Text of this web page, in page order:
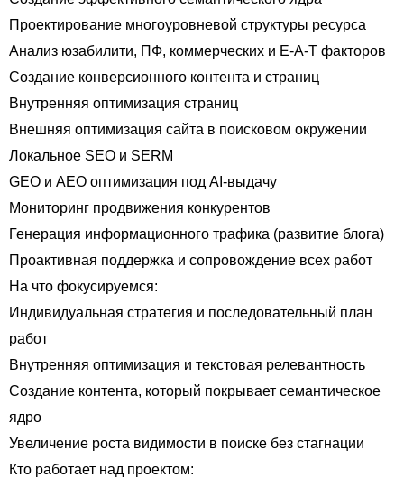
Проектирование многоуровневой структуры ресурса
Анализ юзабилити, ПФ, коммерческих и E-A-T факторов
Создание конверсионного контента и страниц
Внутренняя оптимизация страниц
Внешняя оптимизация сайта в поисковом окружении
Локальное SEO и SERM
GEO и AEO оптимизация под AI-выдачу
Мониторинг продвижения конкурентов
Генерация информационного трафика (развитие блога)
Проактивная поддержка и сопровождение всех работ
На что фокусируемся:
Индивидуальная стратегия и последовательный план
работ
Внутренняя оптимизация и текстовая релевантность
Создание контента, который покрывает семантическое
ядро
Увеличение роста видимости в поиске без стагнации
Кто работает над проектом: